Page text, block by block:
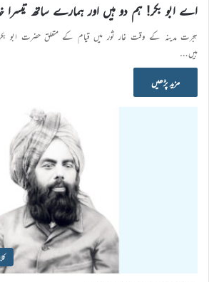
اے ابو بکر! ہم دو ہیں اور ہمارے ساتھ تیسرا
ہجرت مدینہ کے وقت غار ثور میں قیام کے متعلق حضرت ابو
ہیں…
مزید پڑھیں